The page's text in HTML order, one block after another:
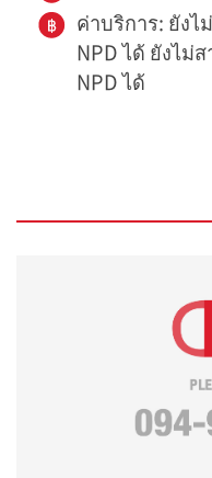
ค่าบริการ: ยัง
NPD ได้ ยังไม่
NPD ได้